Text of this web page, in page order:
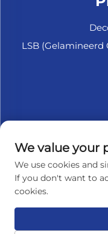
LSB (Gelamineerd
We value your
We use cookies and
If you don't want to
cookies.